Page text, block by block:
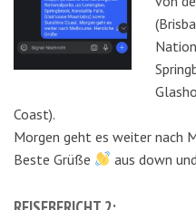
Coast).
Morgen geht es weiter nach
Beste Grüße
aus down